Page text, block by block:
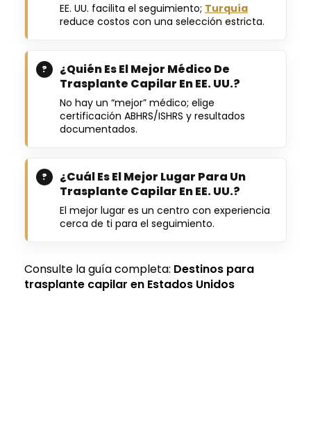
EE. UU. facilita el seguimiento; Turquía
reduce costos con una selección estricta.
¿Quién Es El Mejor Médico De
Trasplante Capilar En EE. UU.?
No hay un “mejor” médico; elige
certificación ABHRS/ISHRS y resultados
documentados.
¿Cuál Es El Mejor Lugar Para Un
Trasplante Capilar En EE. UU.?
El mejor lugar es un centro con experiencia
cerca de ti para el seguimiento.
Consulte la guía completa: Destinos para
trasplante capilar en Estados Unidos